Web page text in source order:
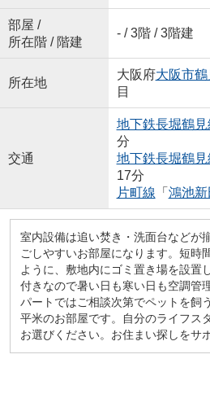
部屋 /
所在階 / 階建
- / 3階 / 3階建
所在地
大阪府大阪市鶴
目
交通
地下鉄長堀鶴見
分
地下鉄長堀鶴見
17分
片町線 「 鴻池新
室内設備は追い焚き・洗面台などが
ごしやすいお部屋になります。短時
ように、敷地内にゴミ置き場を設置
付きなので暑い日も寒い日も空調管
パートではご相談次第でペットを飼
平米のお部屋です。自分のライフス
お選びください。お住まい探しをサ